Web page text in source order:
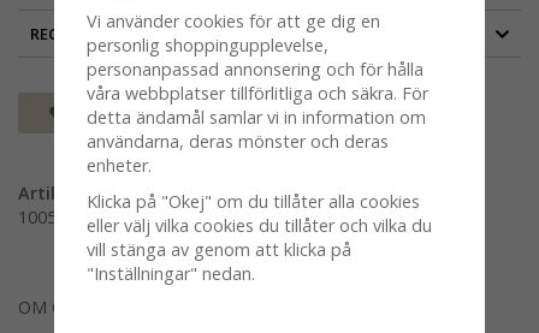
RECENSIONER
Spara som favorit
Artikelnummer:
100585-0510
OM OSS
Vi använder cookies för att ge dig en
personlig shoppingupplevelse,
personanpassad annonsering och för hålla
våra webbplatser tillförlitliga och säkra. För
detta ändamål samlar vi in information om
användarna, deras mönster och deras
enheter.
Klicka på "Okej" om du tillåter alla cookies
eller välj vilka cookies du tillåter och vilka du
vill stänga av genom att klicka på
"Inställningar" nedan.